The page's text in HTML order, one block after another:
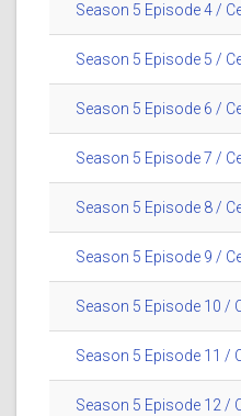
Season 5 Episode 4 /
Season 5 Episode 5 /
Season 5 Episode 6 /
Season 5 Episode 7 /
Season 5 Episode 8 /
Season 5 Episode 9 /
Season 5 Episode 10 /
Season 5 Episode 11 /
Season 5 Episode 12 /